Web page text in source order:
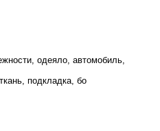
одеяло, автомобиль,
подкладка, бо